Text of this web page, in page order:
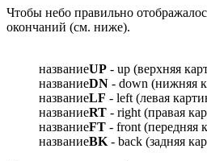
Чтобы небо правильно
окончаний (см. ниже).
названиеUP - up (верхняя
названиеDN - down (нижняя
названиеLF - left (левая
названиеRT - right (правая
названиеFT - front (передняя
названиеBK- back (задняя